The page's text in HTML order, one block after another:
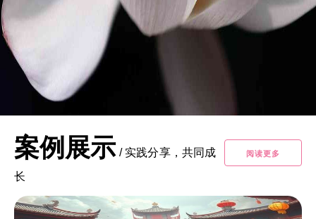
案例展示 / 实践分享，共同成
长
阅读更多